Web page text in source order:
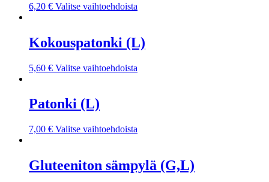
6,20 € Valitse vaihtoehdoista
Kokouspatonki (L)
5,60 € Valitse vaihtoehdoista
Patonki (L)
7,00 € Valitse vaihtoehdoista
Gluteeniton sämpylä (G,L)